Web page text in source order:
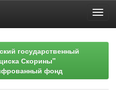
государственный
Скорины"
фонд